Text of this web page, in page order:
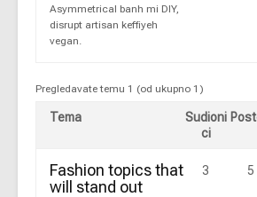
Asymmetrical banh mi DIY,
disrupt artisan keffiyeh
vegan.
Pregledavate temu 1 (od ukupno 1)
Tema
Sudioni
ci
Fashion topics that
will stand out
3 5